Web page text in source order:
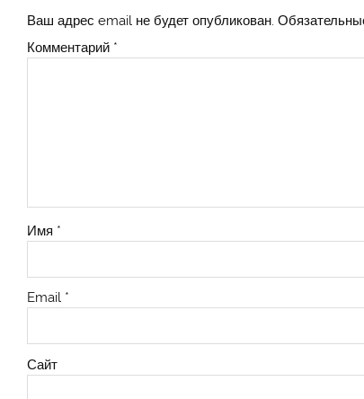
Ваш адрес email не будет опубликован.
Комментарий *
Имя *
Email *
Сайт